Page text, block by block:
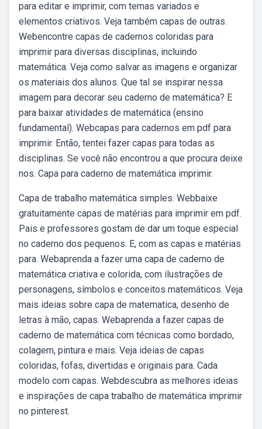
para editar e imprimir, com temas variados e
elementos criativos. Veja também capas de outras.
Webencontre capas de cadernos coloridas para
imprimir para diversas disciplinas, incluindo
matemática. Veja como salvar as imagens e organizar
os materiais dos alunos. Que tal se inspirar nessa
imagem para decorar seu caderno de matemática? E
para baixar atividades de matemática (ensino
fundamental). Webcapas para cadernos em pdf para
imprimir. Então, tentei fazer capas para todas as
disciplinas. Se você não encontrou a que procura deixe
nos. Capa para caderno de matemática imprimir.
Capa de trabalho matemática simples. Webbaixe
gratuitamente capas de matérias para imprimir em pdf.
Pais e professores gostam de dar um toque especial
no caderno dos pequenos. E, com as capas e matérias
para. Webaprenda a fazer uma capa de caderno de
matemática criativa e colorida, com ilustrações de
personagens, símbolos e conceitos matemáticos. Veja
mais ideias sobre capa de matematica, desenho de
letras à mão, capas. Webaprenda a fazer capas de
caderno de matemática com técnicas como bordado,
colagem, pintura e mais. Veja ideias de capas
coloridas, fofas, divertidas e originais para. Cada
modelo com capas. Webdescubra as melhores ideias
e inspirações de capa trabalho de matemática imprimir
no pinterest.